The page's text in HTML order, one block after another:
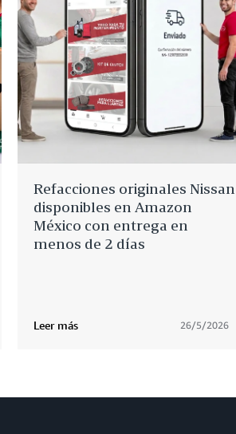
Refacciones originales Nissan
disponibles en Amazon
México con entrega en
menos de 2 días
Leer más 26/5/2026